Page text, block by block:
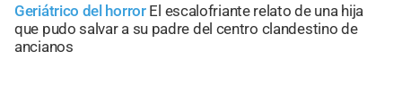
Geriátrico del horror El escalofriante relato de una hija
que pudo salvar a su padre del centro clandestino de
ancianos